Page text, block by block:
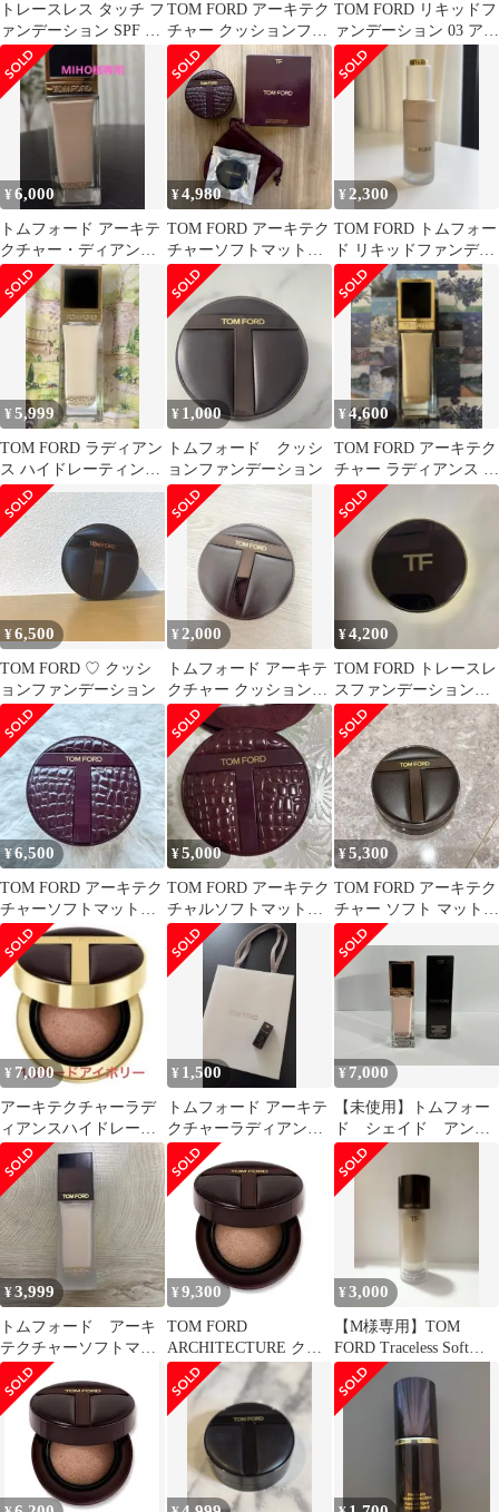
トレースレス タッチ フ
ァンデーション SPF 45
サテンマット （リフィ
ル）
TOM FORD アーキテク
チャー クッションファ
ンデ 4.0 フォーン
TOM FORD リキッドフ
ァンデーション 03 アイ
ボリーシルク サンプル
¥6,000
トムフォード アーキテ
クチャー・ディアンス
ハイドレーティング フ
ァンデーション
¥4,980
TOM FORD アーキテク
チャーソフトマットク
ッションファンデ 1.4ボ
ーン
¥2,300
TOM FORD トムフォー
ド リキッドファンデー
ション 1.3
¥5,999
TOM FORD ラディアン
ス ハイドレーティング
ファンデーション 1.5C
¥ 1,000
トムフォード クッシ
ョンファンデーション
¥4,600
TOM FORD アーキテク
チャー ラディアンス フ
ァンデーション30ml
¥6,500
TOM FORD ♡ クッシ
ョンファンデーション
¥ 2,000
トムフォード アーキテ
クチャー クッションフ
ァンデ ヌードアイボリ
ー
¥4,200
TOM FORD トレースレ
スファンデーション
SPF45
¥6,500
TOM FORD アーキテク
チャーソフトマットク
ッションファンデ 0.7パ
ール
¥5,000
TOM FORD アーキテク
チャルソフトマットク
ッションファンデ04ロ
ーズ
¥5,300
TOM FORD アーキテク
チャー ソフト マット
クッションファンデー
ション
¥ 7,000
アーキテクチャーラデ
ィアンスハイドレーテ
ィングクッションファ
ンデーション1.3
¥ 1,500
トムフォード アーキテ
クチャーラディアンス
ハイドレーティングフ
ァンデーション
¥ 7,000
【未使用】トムフォー
ド シェイド アン
ド イルミネイト ソ
フト ラディアンス
¥3,999
トムフォード アーキ
テクチャーソフトマッ
トブラーリング ファン
デーション 0.4
¥ 9,300
TOM FORD
ARCHITECTURE クッ
ションファンデーショ
ン
¥3,000
【M様専用】TOM
FORD Traceless Soft
Matte